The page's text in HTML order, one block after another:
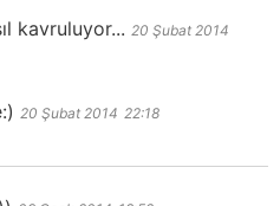
kavruluyor... 20 Şubat 2014
20 Şubat 2014 22:18